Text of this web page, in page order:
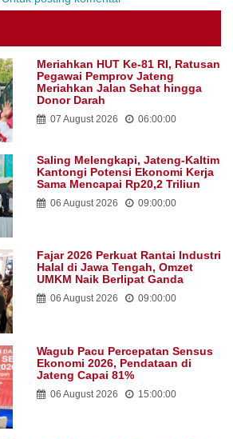
Meriahkan HUT Ke-81 RI, Ratusan
Pegawai Pemprov Jateng
Meriahkan Jalan Sehat hingga
Donor Darah
07 August 2026 06:00:00
Saling Melengkapi, Jateng-Kaltim
Kantongi Potensi Ekonomi Kerja
Sama Mencapai Rp20,2 Triliun
06 August 2026 09:00:00
Fajar 2026 Perkuat Rantai Industri
Halal di Jawa Tengah, Omzet
UMKM Naik Berlipat Ganda
06 August 2026 09:00:00
Wagub Pacu Percepatan Sensus
Ekonomi 2026, Pendataan di
Jateng Capai 81%
06 August 2026 15:00:00